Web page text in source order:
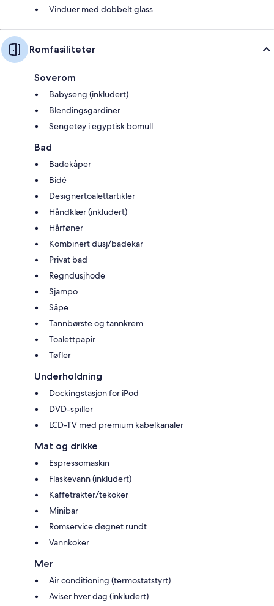
Vinduer med dobbelt glass
Romfasiliteter
Soverom
Babyseng (inkludert)
Blendingsgardiner
Sengetøy i egyptisk bomull
Bad
Badekåper
Bidé
Designertoalettartikler
Håndklær (inkludert)
Hårføner
Kombinert dusj/badekar
Privat bad
Regndusjhode
Sjampo
Såpe
Tannbørste og tannkrem
Toalettpapir
Tøfler
Underholdning
Dockingstasjon for iPod
DVD-spiller
LCD-TV med premium kabelkanaler
Mat og drikke
Espressomaskin
Flaskevann (inkludert)
Kaffetrakter/tekoker
Minibar
Romservice døgnet rundt
Vannkoker
Mer
Air conditioning (termostatstyrt)
Aviser hver dag (inkludert)